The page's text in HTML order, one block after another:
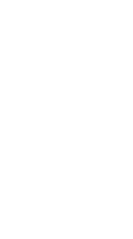
歳以上が一般
ら、新規の退職